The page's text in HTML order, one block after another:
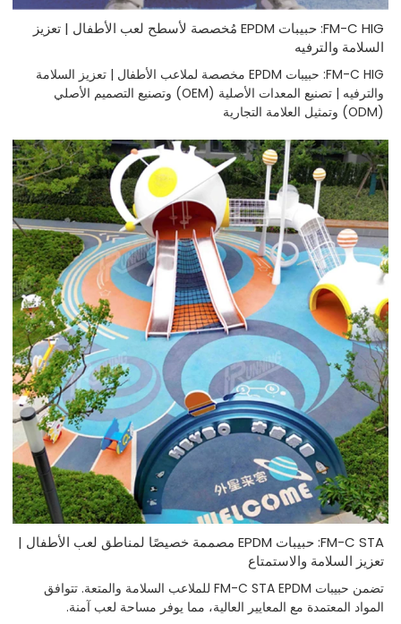
FM-C HIG: حبيبات EPDM مُخصصة لأسطح لعب الأطفال | تعزيز
السلامة والترفيه
FM-C HIG: حبيبات EPDM مخصصة لملاعب الأطفال | تعزيز السلامة
والترفيه | تصنيع المعدات الأصلية (OEM) وتصنيع التصميم الأصلي
(ODM) وتمثيل العلامة التجارية
FM-C STA: حبيبات EPDM مصممة خصيصًا لمناطق لعب الأطفال |
تعزيز السلامة والاستمتاع
تضمن حبيبات FM-C STA EPDM للملاعب السلامة والمتعة. تتوافق
المواد المعتمدة مع المعايير العالية، مما يوفر مساحة لعب آمنة.